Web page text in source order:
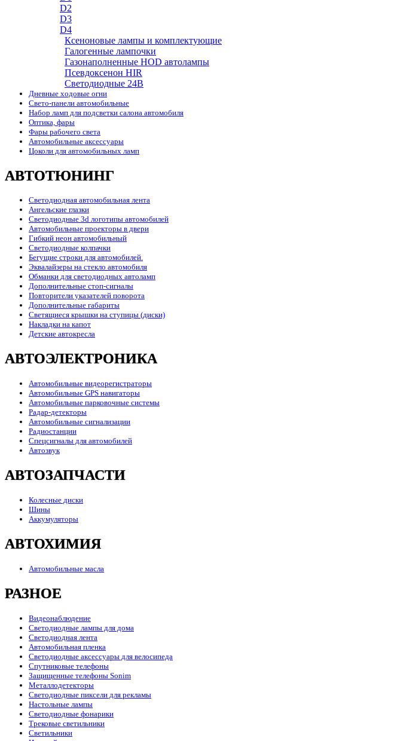
D2
D3
D4
Ксеноновые лампы и комплектующие
Галогенные лампочки
Газонаполненные HOD автолампы
Псевдоксенон HIR
Cветодиодные 24B
Дневные ходовые огни
Свето-панели автомобильные
Набор ламп для подсветки салона автомобиля
Оптика, фары
Фары рабочего света
Автомобильные аксессуары
Цоколи для автомобильных ламп
АВТОТЮНИНГ
Светодиодная автомобильная лента
Ангельские глазки
Светодиодные 3d логотипы автомобилей
Автомобильные проекторы в двери
Гибкий неон автомобильный
Светодиодные колпачки
Бегущие строки для автомобилей.
Эквалайзеры на стекло автомобиля
Обманки для светодиодных автоламп
Дополнительные стоп-сигналы
Повторители указателей поворота
Дополнительные габариты
Светящиеся крышки на ступицы (диски)
Накладки на капот
Детские автокресла
АВТОЭЛЕКТРОНИКА
Автомобильные видеорегистраторы
Автомобильные GPS навигаторы
Автомобильные парковочные системы
Радар-детекторы
Автомобильные сигнализации
Радиостанции
Спецсигналы для автомобилей
Автозвук
АВТОЗАПЧАСТИ
Колесные диски
Шины
Аккумуляторы
АВТОХИМИЯ
Автомобильные масла
РАЗНОЕ
Видеонаблюдение
Светодиодные лампы для дома
Светодиодная лента
Автомобильная пленка
Светодиодные аксессуары для велосипеда
Спутниковые телефоны
Защищенные телефоны Sonim
Металлодетекторы
Светодиодные пиксели для рекламы
Настольные лампы
Светодиодные фонарики
Трековые светильники
Светильники